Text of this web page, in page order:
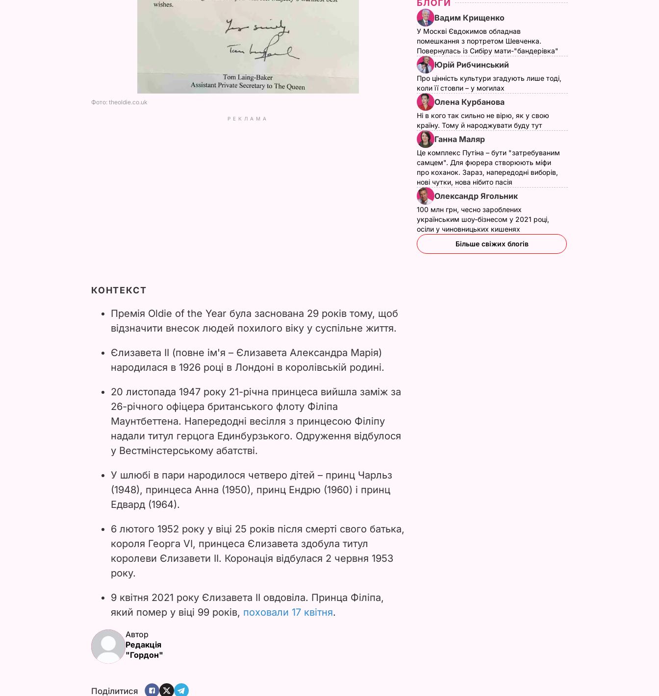
РЕКЛАМА
КОНТЕКСТ
Премія Oldie of the Year була заснована 29 років тому, щоб
відзначити внесок людей похилого віку у суспільне життя.
Єлизавета II (повне ім'я – Єлизавета Александра Марія)
народилася в 1926 році в Лондоні в королівській родині.
20 листопада 1947 року 21-річна принцеса вийшла заміж за
26-річного офіцера британського флоту Філіпа
Маунтбеттена. Напередодні весілля з принцесою Філіпу
надали титул герцога Единбурзького. Одруження відбулося
у Вестмінстерському абатстві.
У шлюбі в пари народилося четверо дітей – принц Чарльз
(1948), принцеса Анна (1950), принц Ендрю (1960) і принц
Едвард (1964).
6 лютого 1952 року у віці 25 років після смерті свого батька,
короля Георга VI, принцеса Єлизавета здобула титул
королеви Єлизавети II. Коронація відбулася 2 червня 1953
року.
9 квітня 2021 року Єлизавета II овдовіла. Принца Філіпа,
який помер у віці 99 років, поховали 17 квітня.
Автор
Редакція
"Гордон"
Поділитися
БЛОГИ
Вадим Крищенко
У Москві Євдокимов обладнав
помешкання з портретом Шевченка.
Повернулась із Сибіру мати-"бандерівка"
Юрій Рибчинський
Про цінність культури згадують лише тоді,
коли її стовпи – у могилах
Олена Курбанова
Ні в кого так сильно не вірю, як у свою
країну. Тому й народжувати буду тут
Ганна Маляр
Це комплекс Путіна – бути "затребуваним
самцем". Для фюрера створюють міфи
про коханок. Зараз, напередодні виборів,
нові чутки, нова нібито пасія
Олександр Ягольник
100 млн грн, чесно зароблених
українським шоу-бізнесом у 2021 році,
осіли у чиновницьких кишенях
Більше свіжих блогів